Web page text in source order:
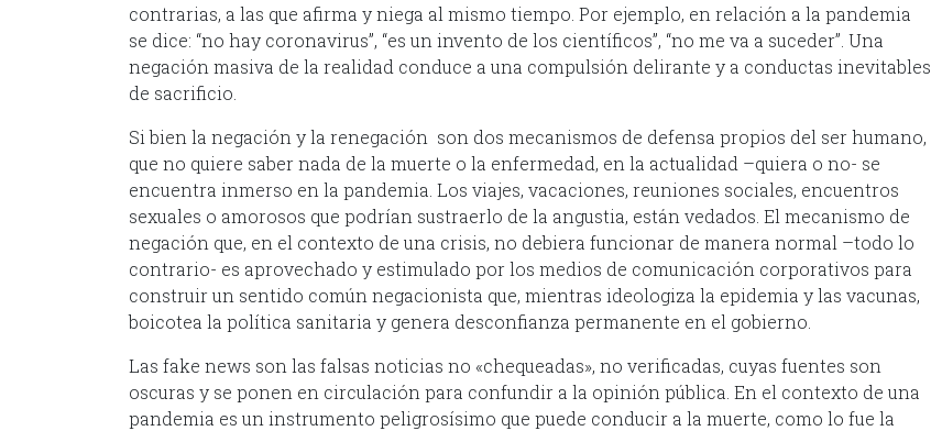
contrarias, a las que afirma y niega al mismo tiempo. Por ejemplo, en relación a la pandemia
se dice: “no hay coronavirus”, “es un invento de los científicos”, “no me va a suceder”. Una
negación masiva de la realidad conduce a una compulsión delirante y a conductas inevitables
de sacrificio.
Si bien la negación y la renegación son dos mecanismos de defensa propios del ser humano,
que no quiere saber nada de la muerte o la enfermedad, en la actualidad –quiera o no- se
encuentra inmerso en la pandemia. Los viajes, vacaciones, reuniones sociales, encuentros
sexuales o amorosos que podrían sustraerlo de la angustia, están vedados. El mecanismo de
negación que, en el contexto de una crisis, no debiera funcionar de manera normal –todo lo
contrario- es aprovechado y estimulado por los medios de comunicación corporativos para
construir un sentido común negacionista que, mientras ideologiza la epidemia y las vacunas,
boicotea la política sanitaria y genera desconfianza permanente en el gobierno.
Las fake news son las falsas noticias no «chequeadas», no verificadas, cuyas fuentes son
oscuras y se ponen en circulación para confundir a la opinión pública. En el contexto de una
pandemia es un instrumento peligrosísimo que puede conducir a la muerte, como lo fue la